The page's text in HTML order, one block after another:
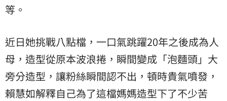
等。
近日她挑戰八點檔，一口氣跳躍20年之後成為人
母，造型從原本波浪捲，瞬間變成「泡麵頭」大
旁分造型，讓粉絲瞬間認不出，頓時貴氣噴發，
賴慧如解釋自己為了這檔媽媽造型下了不少苦